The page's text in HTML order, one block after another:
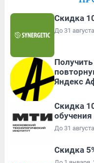
Скидка
До 31
Яндекс
Скидка
обучения
До 31
Скидка